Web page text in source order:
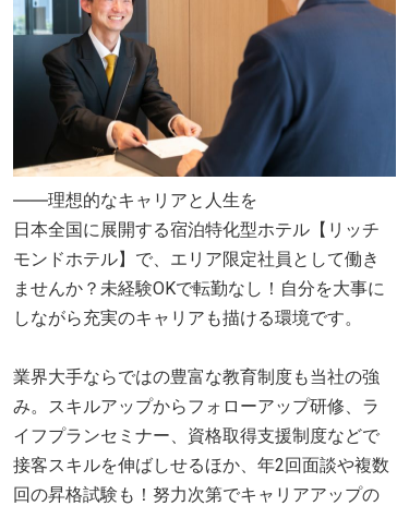
――理想的なキャリアと人生を
日本全国に展開する宿泊特化型ホテル【リッチ
モンドホテル】で、エリア限定社員として働き
ませんか？未経験OKで転勤なし！自分を大事に
しながら充実のキャリアも描ける環境です。
業界大手ならではの豊富な教育制度も当社の強
み。スキルアップからフォローアップ研修、ラ
イフプランセミナー、資格取得支援制度などで
接客スキルを伸ばしせるほか、年2回面談や複数
回の昇格試験も！努力次第でキャリアアップの